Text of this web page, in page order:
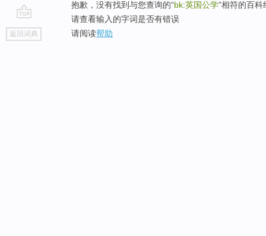
go
top
返回词典
抱歉，没有找到与您查询的“bk:英国公学”相符的百科
请查看输入的字词是否有错误
请阅读帮助